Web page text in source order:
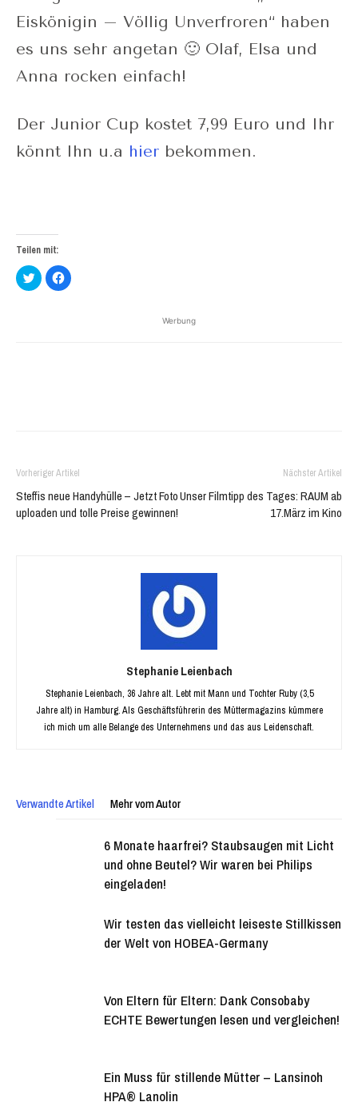
Eiskönigin – Völlig Unverfroren“ haben
es uns sehr angetan 🙂 Olaf, Elsa und
Anna rocken einfach!
Der Junior Cup kostet 7,99 Euro und Ihr
könnt Ihn u.a hier bekommen.
Teilen mit:
Klick,
um
über
Klick,
um
Werbung
Vorheriger Artikel
Steffis neue Handyhülle – Jetzt Foto
uploaden und tolle Preise gewinnen!
Nächster Artikel
Unser Filmtipp des Tages: RAUM ab
17.März im Kino
Stephanie Leienbach
Stephanie Leienbach, 36 Jahre alt. Lebt mit Mann und Tochter Ruby (3,5
Jahre alt) in Hamburg. Als Geschäftsführerin des Müttermagazins kümmere
ich mich um alle Belange des Unternehmens und das aus Leidenschaft.
Verwandte Artikel Mehr vom Autor
6 Monate haarfrei? Staubsaugen mit Licht
und ohne Beutel? Wir waren bei Philips
eingeladen!
Wir testen das vielleicht leiseste Stillkissen
der Welt von HOBEA-Germany
Von Eltern für Eltern: Dank Consobaby
ECHTE Bewertungen lesen und vergleichen!
Ein Muss für stillende Mütter – Lansinoh
HPA® Lanolin